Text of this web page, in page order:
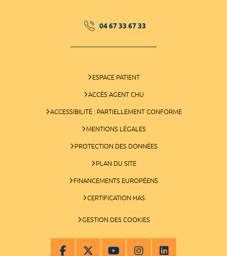
04 67 33 67 33
ESPACE PATIENT
ACCÈS AGENT CHU
ACCESSIBILITÉ : PARTIELLEMENT CONFORME
MENTIONS LÉGALES
PROTECTION DES DONNÉES
PLAN DU SITE
FINANCEMENTS EUROPÉENS
CERTIFICATION HAS
GESTION DES COOKIES